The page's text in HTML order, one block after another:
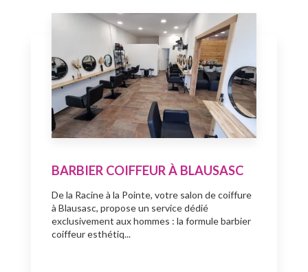
BARBIER COIFFEUR À BLAUSASC
De la Racine à la Pointe, votre salon de coiffure
à Blausasc, propose un service dédié
exclusivement aux hommes : la formule barbier
coiffeur esthétiq...